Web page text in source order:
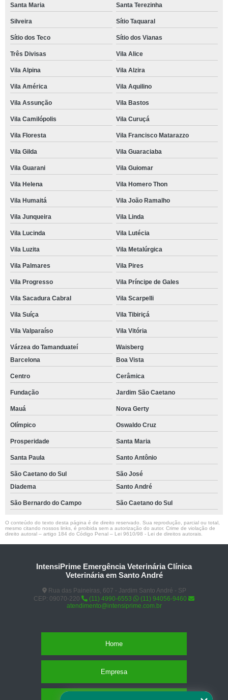
Santa Maria Santa Terezinha
Silveira Sítio Taquaral
Sítio dos Teco Sítio dos Vianas
Três Divisas Vila Alice
Vila Alpina Vila Alzira
Vila América Vila Aquilino
Vila Assunção Vila Bastos
Vila Camilópolis Vila Curuçá
Vila Floresta Vila Francisco Matarazzo
Vila Gilda Vila Guaraciaba
Vila Guarani Vila Guiomar
Vila Helena Vila Homero Thon
Vila Humaitá Vila João Ramalho
Vila Junqueira Vila Linda
Vila Lucinda Vila Lutécia
Vila Luzita Vila Metalúrgica
Vila Palmares Vila Pires
Vila Progresso Vila Príncipe de Gales
Vila Sacadura Cabral Vila Scarpelli
Vila Suíça Vila Tibiriçá
Vila Valparaíso Vila Vitória
Várzea do Tamanduateí
Waisberg
Barcelona
Boa Vista
Centro Cerâmica
Fundação Jardim São Caetano
Mauá Nova Gerty
Olímpico Oswaldo Cruz
Prosperidade Santa Maria
Santa Paula Santo Antônio
São Caetano do Sul
São José
Diadema
Santo André
São Bernardo do Campo São Caetano do Sul
O conteúdo do texto desta página é de direito reservado. Sua reprodução, parcial ou total,
mesmo citando nossos links, é proibida sem a autorização do autor. Crime de violação de
direito autoral – artigo 184 do Código Penal – Lei 9610/98 - Lei de direitos autorais
IntensiPrime Emergência Veterinária Clínica
Veterinária em Santo André
Rua das Paineiras, 607 - Jardim Santo André - SP
CEP: 09070-220
(11) 4990-6553
(11) 94056-9460
atendimento@intensiprime.com.br
Home
Empresa